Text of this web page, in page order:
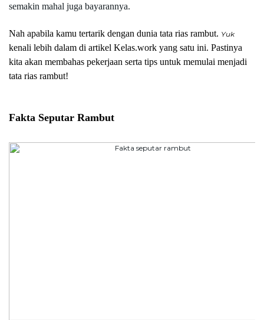
semakin mahal juga bayarannya.
Nah apabila kamu tertarik dengan dunia tata rias rambut. Yuk
kenali lebih dalam di artikel Kelas.work yang satu ini. Pastinya
kita akan membahas pekerjaan serta tips untuk memulai menjadi
tata rias rambut!
Fakta Seputar Rambut